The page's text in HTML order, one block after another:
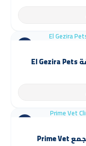
عيادة الجزيرة للحيوانات الأليفة El Gezira Pets
عيادة برايم فيت البيطرية، التجمع Prime Vet